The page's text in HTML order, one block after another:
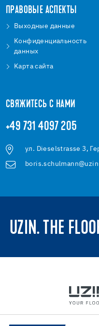
ПРАВОВЫЕ АСПЕКТЫ
Bыходные данные
Kонфиденциальность
данных
Kарта сайта
СВЯЖИТЕСЬ С НАМИ
+49 731 4097 205
ул. Dieselstrasse 3,
UZIN. THE